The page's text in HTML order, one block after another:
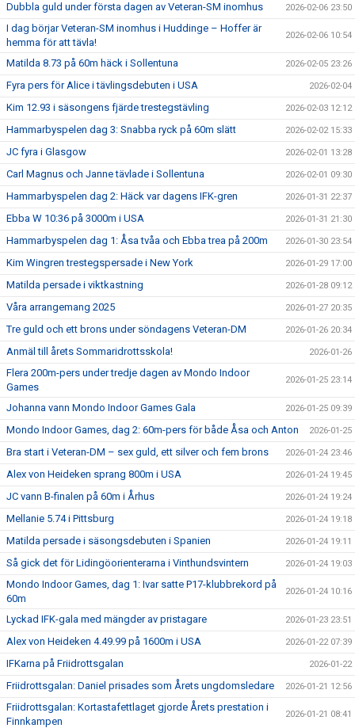
Dubbla guld under första dagen av Veteran-SM inomhus 2026-02-06 23:50
I dag börjar Veteran-SM inomhus i Huddinge – Hoffer är
hemma för att tävla!
2026-02-06 10:54
Matilda 8.73 på 60m häck i Sollentuna 2026-02-05 23:26
Fyra pers för Alice i tävlingsdebuten i USA 2026-02-04
Kim 12.93 i säsongens fjärde trestegstävling 2026-02-03 12:12
Hammarbyspelen dag 3: Snabba ryck på 60m slätt 2026-02-02 15:33
JC fyra i Glasgow 2026-02-01 13:28
Carl Magnus och Janne tävlade i Sollentuna 2026-02-01 09:30
Hammarbyspelen dag 2: Häck var dagens IFK-gren 2026-01-31 22:37
Ebba W 10:36 på 3000m i USA 2026-01-31 21:30
Hammarbyspelen dag 1: Åsa tvåa och Ebba trea på 200m 2026-01-30 23:54
Kim Wingren trestegspersade i New York 2026-01-29 17:00
Matilda persade i viktkastning 2026-01-28 09:12
Våra arrangemang 2025 2026-01-27 20:35
Tre guld och ett brons under söndagens Veteran-DM 2026-01-26 20:34
Anmäl till årets Sommaridrottsskola! 2026-01-26
Flera 200m-pers under tredje dagen av Mondo Indoor
Games
2026-01-25 23:14
Johanna vann Mondo Indoor Games Gala 2026-01-25 09:39
Mondo Indoor Games, dag 2: 60m-pers för både Åsa och Anton 2026-01-25
Bra start i Veteran-DM – sex guld, ett silver och fem brons 2026-01-24 23:46
Alex von Heideken sprang 800m i USA 2026-01-24 19:45
JC vann B-finalen på 60m i Århus 2026-01-24 19:24
Mellanie 5.74 i Pittsburg 2026-01-24 19:18
Matilda persade i säsongsdebuten i Spanien 2026-01-24 19:11
Så gick det för Lidingöorienterarna i Vinthundsvintern 2026-01-24 19:03
Mondo Indoor Games, dag 1: Ivar satte P17-klubbrekord på
60m
2026-01-24 10:16
Lyckad IFK-gala med mängder av pristagare 2026-01-23 23:51
Alex von Heideken 4.49.99 på 1600m i USA 2026-01-22 07:39
IFKarna på Friidrottsgalan 2026-01-22
Friidrottsgalan: Daniel prisades som Årets ungdomsledare 2026-01-21 12:56
Friidrottsgalan: Kortastafettlaget gjorde Årets prestation i
Finnkampen
2026-01-21 08:41